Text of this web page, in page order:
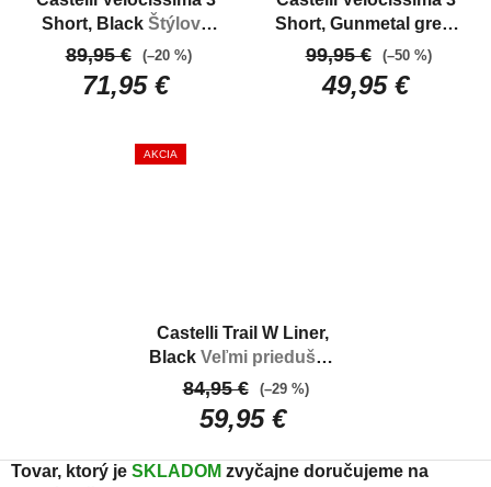
Tovar, ktorý je SKLADOM zvyčajne doručujeme na
Short, Black Štýlové
dámske nohavice na
bicikel
71,95 €
89,95 € (–20 %)
Short, Gunmetal grey/
Dark grey
Štýlové
dámske nohavice na
bicikel
49,95 €
99,95 € (–50 %)
AKCIA
Castelli Trail W Liner,
Black Veľmi priedušné
krátke spodné
nohavice bez trakov
59,95 €
84,95 € (–29 %)